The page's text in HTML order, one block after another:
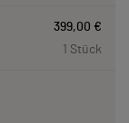
399,00 €
1 Stück